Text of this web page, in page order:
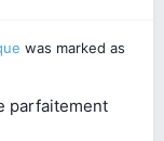
was marked as
parfaitement